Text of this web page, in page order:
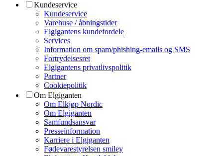
Kundeservice
Kundeservice
Varehuse / åbningstider
Elgigantens kundefordele
Services
Information om spam/phishing-emails og SMS
Fortrydelsesret
Elgigantens privatlivspolitik
Partner
Cookiepolitik
Om Elgiganten
Om Elkjøp Nordic
Om Elgiganten
Samfundsansvar
Presseinformation
Karriere i Elgiganten
Fødevarestyrelsen smiley